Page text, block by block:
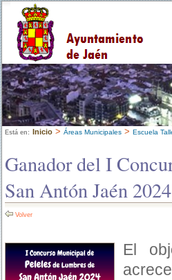
Está en: Inicio > Áreas Municipales > Escuela
Ganador del I
San Antón Jaén 2024
Volver
El